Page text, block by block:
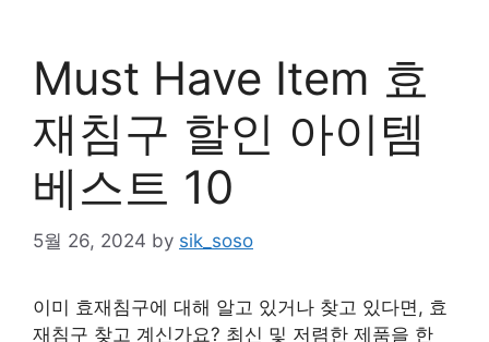
Must Have Item 효
재침구 할인 아이템
베스트 10
5월 26, 2024 by sik_soso
이미 효재침구에 대해 알고 있거나 찾고 있다면, 효
재침구 찾고 계신가요? 최신 및 저렴한 제품을 한